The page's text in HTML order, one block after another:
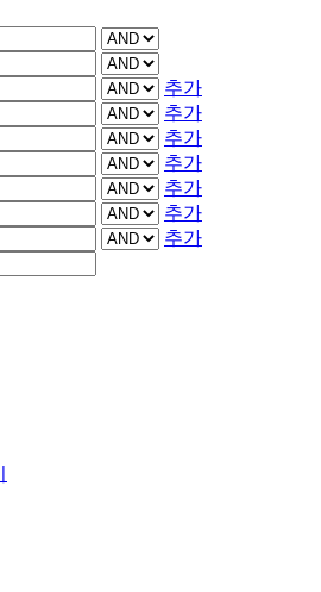
추가
추가
추가
추가
추가
추가
추가